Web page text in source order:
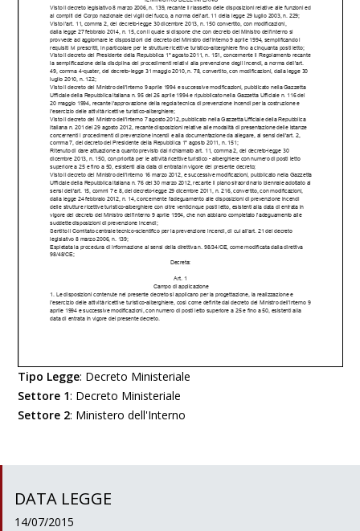
Tipo Legge: Decreto Ministeriale
Settore 1: Decreto Ministeriale
Settore 2: Ministero dell'Interno
DATA LEGGE
14/07/2015